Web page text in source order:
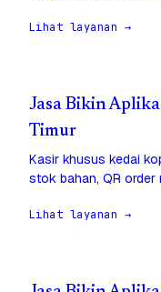
Lihat layanan →
Jasa Bikin
Timur
Kasir khusus kedai
stok bahan, QR order
Lihat layanan →